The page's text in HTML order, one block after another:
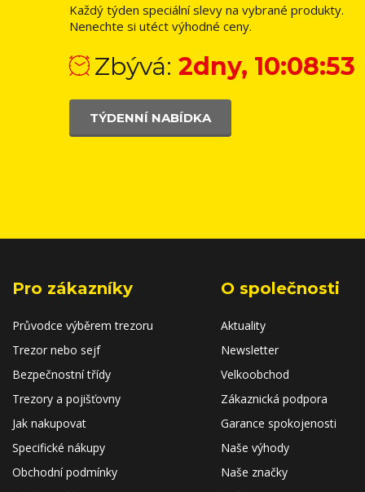
Každý týden speciální slevy na vybrané produkty.
Nenechte si utéct výhodné ceny.
Zbývá: 2dny, 10:08:52
TÝDENNÍ NABÍDKA
Pro zákazníky
Průvodce výběrem trezoru
Trezor nebo sejf
Bezpečnostní třídy
Trezory a pojišťovny
Jak nakupovat
Specifické nákupy
Obchodní podmínky
O společnosti
Aktuality
Newsletter
Velkoobchod
Zákaznická podpora
Garance spokojenosti
Naše výhody
Naše značky